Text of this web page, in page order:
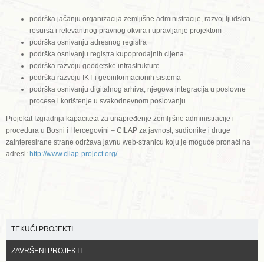
podrška jačanju organizacija zemljišne administracije, razvoj ljudskih
resursa i relevantnog pravnog okvira i upravljanje projektom
podrška osnivanju adresnog registra
podrška osnivanju registra kupoprodajnih cijena
podrška razvoju geodetske infrastrukture
podrška razvoju IKT i geoinformacionih sistema
podrška osnivanju digitalnog arhiva, njegova integracija u poslovne
procese i korištenje u svakodnevnom poslovanju.
Projekat Izgradnja kapaciteta za unapređenje zemljišne administracije i
procedura u Bosni i Hercegovini – CILAP za javnost, sudionike i druge
zainteresirane strane održava javnu web-stranicu koju je moguće pronaći na
adresi: http://www.cilap-project.org/
TEKUĆI PROJEKTI
ZAVRŠENI PROJEKTI